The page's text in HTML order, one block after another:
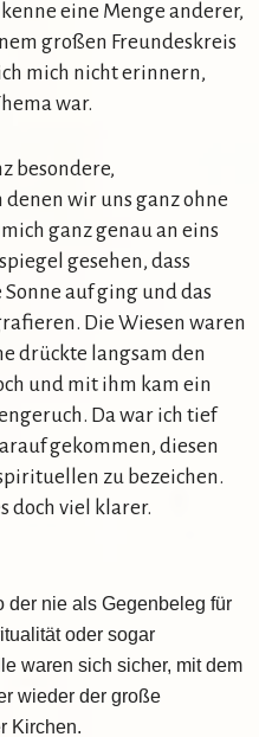
eine Menge anderer,
großen Freundeskreis
mich nicht erinnern,
war.
besondere,
wir uns ganz ohne
ganz genau an eins
gesehen, dass
auf ging und das
Die Wiesen waren
drückte langsam den
und mit ihm kam ein
Da war ich tief
gekommen, diesen
zu bezeichen.
doch viel klarer.
der nie als Gegenbeleg für
oder sogar
waren sich sicher, mit dem
wieder der große
Kirchen.